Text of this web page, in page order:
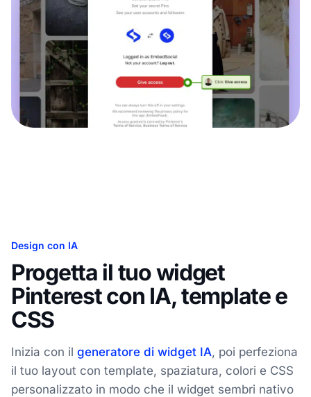
Design con IA
Progetta il tuo widget
Pinterest con IA, template e
CSS
Inizia con il generatore di widget IA, poi perfeziona
il tuo layout con template, spaziatura, colori e CSS
personalizzato in modo che il widget sembri nativo